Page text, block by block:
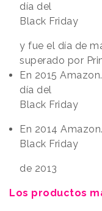
día del
Black Friday
y fue el día de
superado por
En 2015
día del
Black Friday
En 2014
Black Friday
de 2013
Los productos